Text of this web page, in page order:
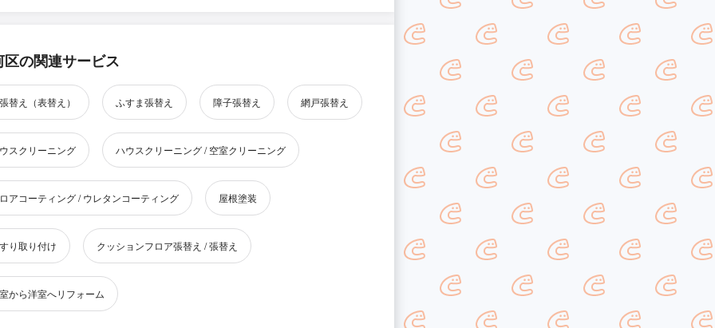
区の関連サービス
替え（表替え） ふすま張替え 障子張替え 網戸張替え
スクリーニング ハウスクリーニング / 空室クリーニング
アコーティング / ウレタンコーティング 屋根塗装
り取り付け クッションフロア張替え / 張替え
から洋室へリフォーム